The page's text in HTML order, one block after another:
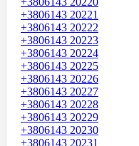
+3806143 20221
+3806143 20222
+3806143 20223
+3806143 20224
+3806143 20225
+3806143 20226
+3806143 20227
+3806143 20228
+3806143 20229
+3806143 20230
+3806143 20231